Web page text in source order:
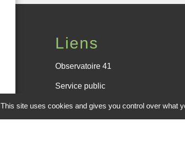
Liens
Observatoire 41
Service public
Facebook de la CPHV
This site uses cookies and gives you control over what